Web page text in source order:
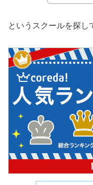
というスクールを探し